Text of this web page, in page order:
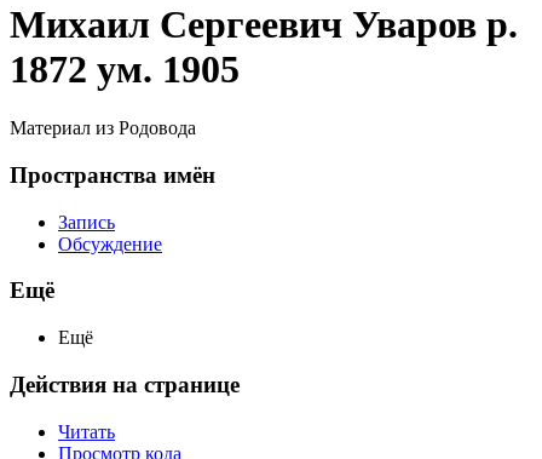
Михаил Сергеевич Уваров р.
1872 ум. 1905
Материал из Родовода
Пространства имён
Запись
Обсуждение
Ещё
Ещё
Действия на странице
Читать
Просмотр кода